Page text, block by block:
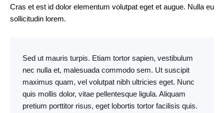
Cras et est id dolor elementum volutpat eget et augue. Nulla eu
sollicitudin lorem.
Sed ut mauris turpis. Etiam tortor sapien, vestibulum
nec nulla et, malesuada commodo sem. Ut suscipit
maximus quam, vel volutpat nibh ultricies eget. Nunc
quis mollis dolor, vitae pellentesque ligula. Aliquam
pretium porttitor risus, eget lobortis tortor facilisis quis.